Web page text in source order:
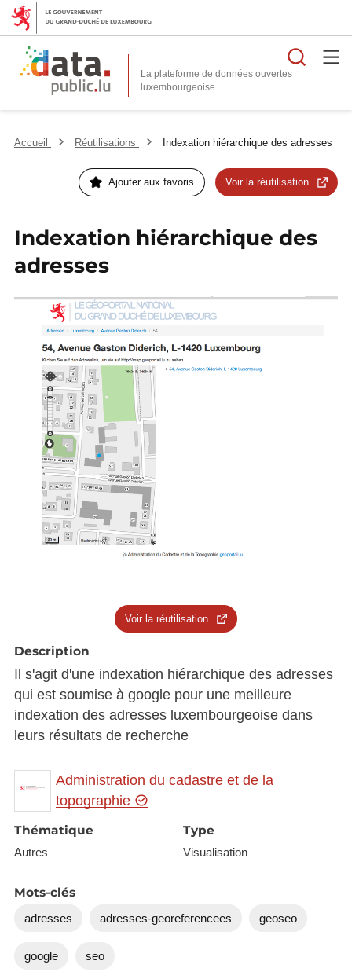
La plateforme de données ouvertes
Accueil Réutilisations Indexation hiérarchique des adresses
Ajouter aux favoris Voir la réutilisation
Indexation hiérarchique des
adresses
Voir la réutilisation
Description
Il s'agit d'une indexation hiérarchique des adresses
qui est soumise à google pour une meilleure
indexation des adresses luxembourgeoise dans
leurs résultats de recherche
Administration du cadastre et de la
topographie
Thématique
Autres
Type
Visualisation
Mots-clés
adresses adresses-georeferencees geoseo
google seo